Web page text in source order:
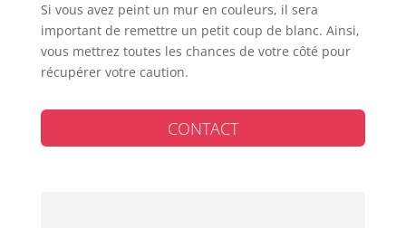
Si vous avez peint un mur en couleurs, il sera
important de remettre un petit coup de blanc. Ainsi,
vous mettrez toutes les chances de votre côté pour
récupérer votre caution.
CONTACT